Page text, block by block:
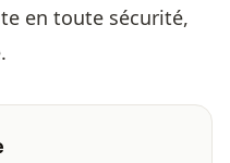
en toute sécurité,